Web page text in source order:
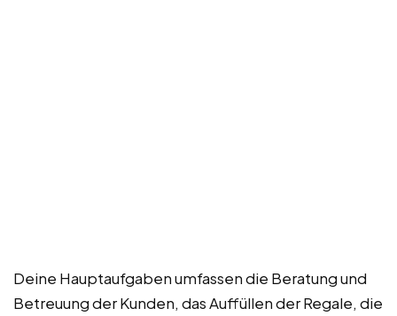
Deine Hauptaufgaben umfassen die Beratung und
Betreuung der Kunden, das Auffüllen der Regale, die